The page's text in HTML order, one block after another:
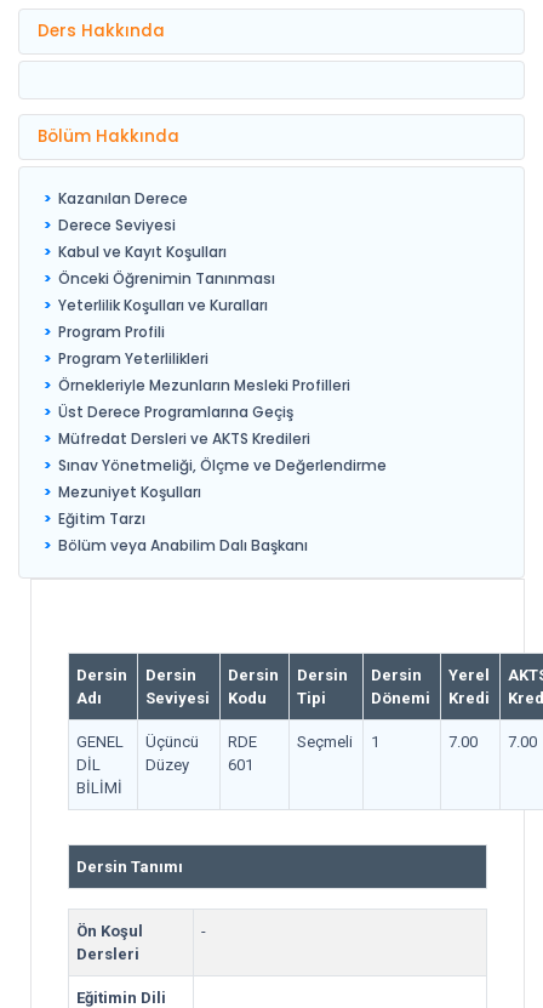
Ders Hakkında
Bölüm Hakkında
Kazanılan Derece
Derece Seviyesi
Kabul ve Kayıt Koşulları
Önceki Öğrenimin Tanınması
Yeterlilik Koşulları ve Kuralları
Program Profili
Program Yeterlilikleri
Örnekleriyle Mezunların Mesleki Profilleri
Üst Derece Programlarına Geçiş
Müfredat Dersleri ve AKTS Kredileri
Sınav Yönetmeliği, Ölçme ve Değerlendirme
Mezuniyet Koşulları
Eğitim Tarzı
Bölüm veya Anabilim Dalı Başkanı
Dersin
Adı
Dersin
Seviyesi
Dersin
Kodu
Dersin
Tipi
Dersin
Dönemi
Yerel
Kredi
GENEL
DİL
BİLİMİ
Üçüncü
Düzey
RDE
601
Seçmeli 1 7.00 7.00
Dersin Tanımı
Ön Koşul
Dersleri
-
Eğitimin Dili